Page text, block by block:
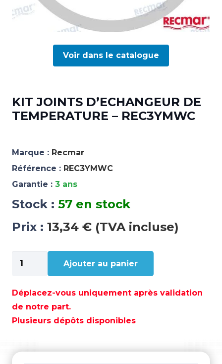
Voir dans le catalogue
KIT JOINTS D’ECHANGEUR DE
TEMPERATURE – REC3YMWC
Marque : Recmar
Référence : REC3YMWC
Garantie : 3 ans
Stock : 57 en stock
Prix : 13,34 € (TVA incluse)
quantité
de
JOINTS
D'ECHANGEUR DE
TEMPERATURE
Ajouter au panier
Déplacez-vous uniquement après validation
de notre part.
Plusieurs dépôts disponibles